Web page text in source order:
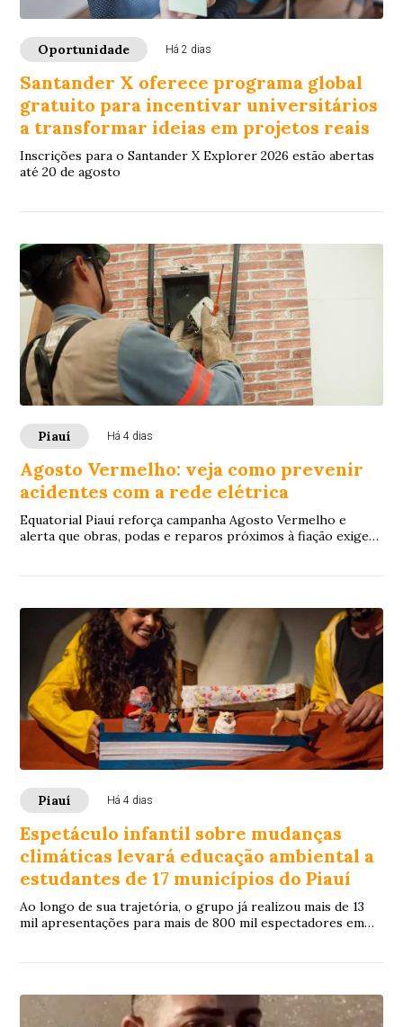
Oportunidade Há 2 dias
Santander X oferece programa global
gratuito para incentivar universitários
a transformar ideias em projetos reais
Inscrições para o Santander X Explorer 2026 estão abertas
até 20 de agosto
Piauí Há 4 dias
Agosto Vermelho: veja como prevenir
acidentes com a rede elétrica
Equatorial Piauí reforça campanha Agosto Vermelho e
alerta que obras, podas e reparos próximos à fiação exigem
Piauí Há 4 dias
Espetáculo infantil sobre mudanças
climáticas levará educação ambiental a
estudantes de 17 municípios do Piauí
Ao longo de sua trajetória, o grupo já realizou mais de 13
mil apresentações para mais de 800 mil espectadores em